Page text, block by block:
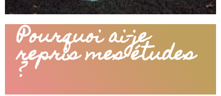
Pourquoi ai-je
repris mes études
?